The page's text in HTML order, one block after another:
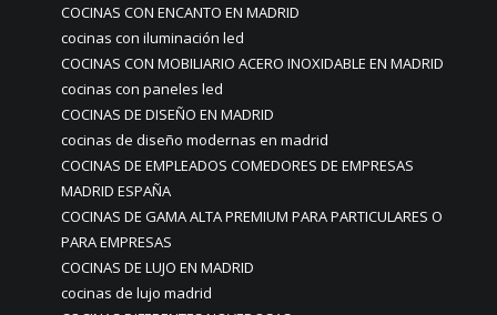
COCINAS CON ENCANTO EN MADRID
cocinas con iluminación led
COCINAS CON MOBILIARIO ACERO INOXIDABLE EN MADRID
cocinas con paneles led
COCINAS DE DISEÑO EN MADRID
cocinas de diseño modernas en madrid
COCINAS DE EMPLEADOS COMEDORES DE EMPRESAS
MADRID ESPAÑA
COCINAS DE GAMA ALTA PREMIUM PARA PARTICULARES O
PARA EMPRESAS
COCINAS DE LUJO EN MADRID
cocinas de lujo madrid